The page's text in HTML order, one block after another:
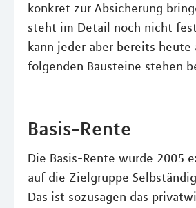
konkret zur Absicherung
steht im Detail noch nicht
kann jeder aber bereits heute
folgenden Bausteine stehen
Basis-Rente
Die Basis-Rente wurde 2005
auf die Zielgruppe
Das ist sozusagen das